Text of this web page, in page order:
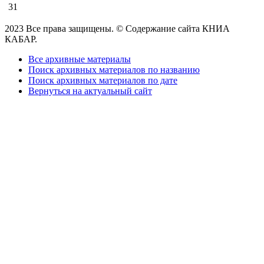
31
2023 Все права защищены. © Содержание сайта КНИА
КАБАР.
Все архивные материалы
Поиск архивных материалов по названию
Поиск архивных материалов по дате
Вернуться на актуальный сайт